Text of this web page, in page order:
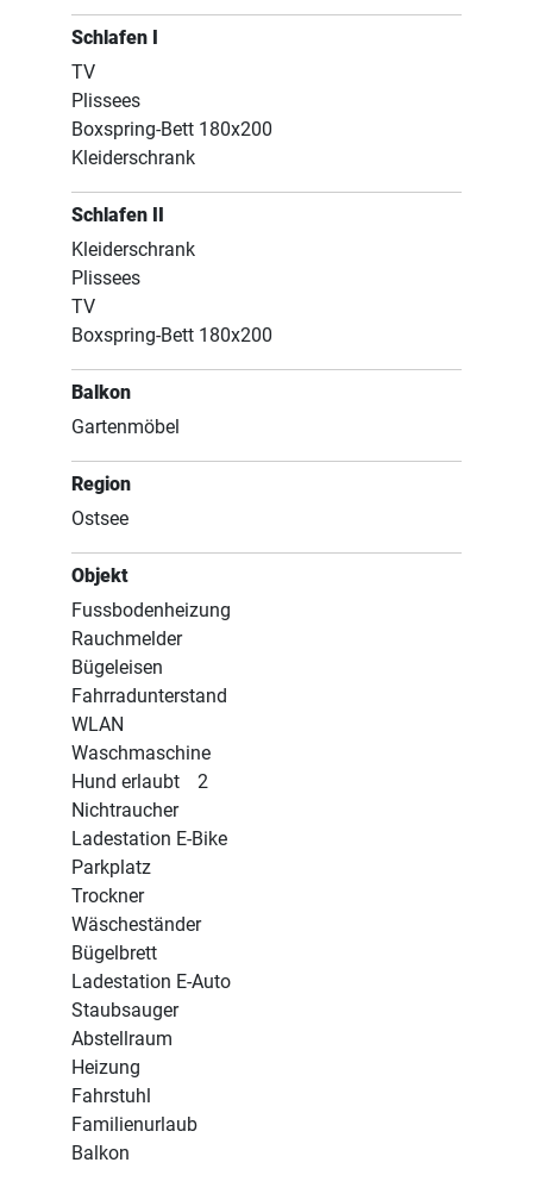
Schlafen I
TV
Plissees
Boxspring-Bett 180x200
Kleiderschrank
Schlafen II
Kleiderschrank
Plissees
TV
Boxspring-Bett 180x200
Balkon
Gartenmöbel
Region
Ostsee
Objekt
Fussbodenheizung
Rauchmelder
Bügeleisen
Fahrradunterstand
WLAN
Waschmaschine
Hund erlaubt
2
Nichtraucher
Ladestation E-Bike
Parkplatz
Trockner
Wäscheständer
Bügelbrett
Ladestation E-Auto
Staubsauger
Abstellraum
Heizung
Fahrstuhl
Familienurlaub
Balkon